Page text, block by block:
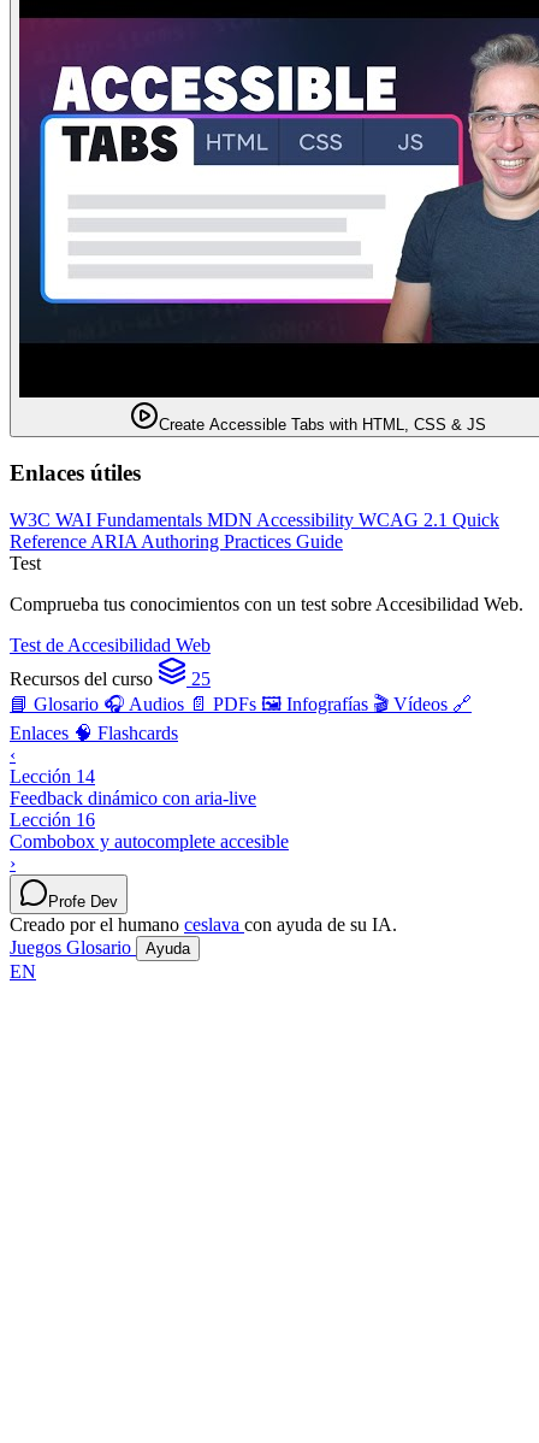
Create Accessible Tabs with HTML, CSS & JS
Enlaces útiles
W3C WAI Fundamentals MDN Accessibility WCAG 2.1 Quick
Reference ARIA Authoring Practices Guide
Test
Comprueba tus conocimientos con un test sobre Accesibilidad Web.
Test de Accesibilidad Web
Recursos del curso
25
📘 Glosario 🎧 Audios 📄 PDFs 🖼️ Infografías 🎬 Vídeos 🔗
Enlaces 🧠 Flashcards
‹
Lección 14
Feedback dinámico con aria-live
Lección 16
Combobox y autocomplete accesible
›
Profe Dev
Creado por el humano ceslava con ayuda de su IA.
Juegos Glosario Ayuda
EN